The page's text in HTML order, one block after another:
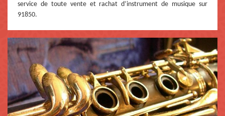
service de toute vente et rachat d’instrument de musique sur
91850.